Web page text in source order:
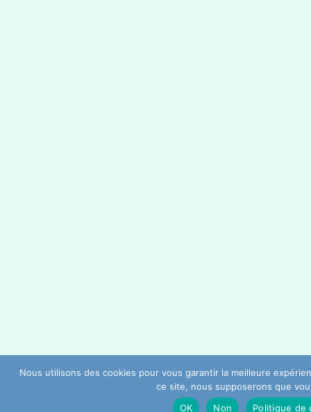
Nous utilisons des cookies pour vous garantir la meilleure
ce site, nous supposerons que
OK
Non Politique de